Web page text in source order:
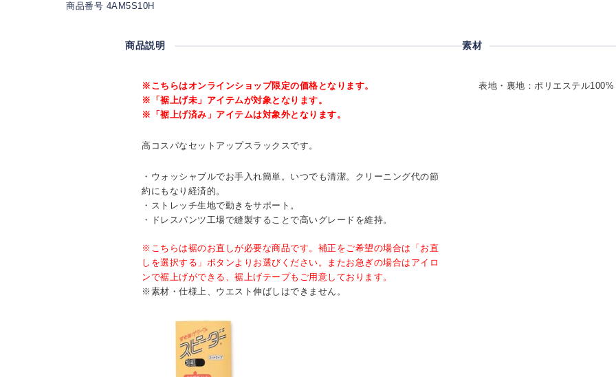
商品番号 4AM5S10H
商品説明
※こちらはオンラインショップ限定の価格となります。
※「裾上げ未」アイテムが対象となります。
※「裾上げ済み」アイテムは対象外となります。
高コスパなセットアップスラックスです。
・ウォッシャブルでお手入れ簡単。いつでも清潔。クリーニング代の節
約にもなり経済的。
・ストレッチ生地で動きをサポート。
・ドレスパンツ工場で縫製することで高いグレードを維持。
※こちらは裾のお直しが必要な商品です。補正をご希望の場合は「お直
しを選択する」ボタンよりお選びください。またお急ぎの場合はアイロ
ンで裾上げができる、裾上げテープもご用意しております。
※素材・仕様上、ウエスト伸ばしはできません。
素材
表地・裏地：ポリエステル100%